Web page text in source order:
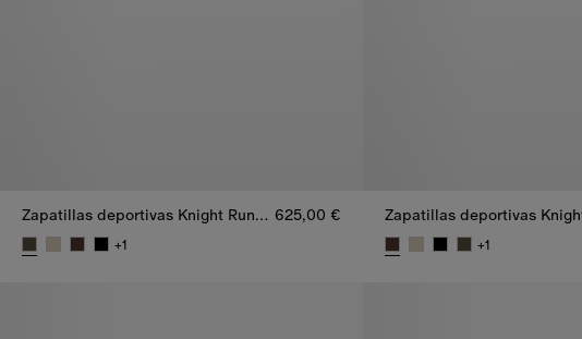
Zapatillas deportivas Knight Runner en ante 625,00 €
+1 +1